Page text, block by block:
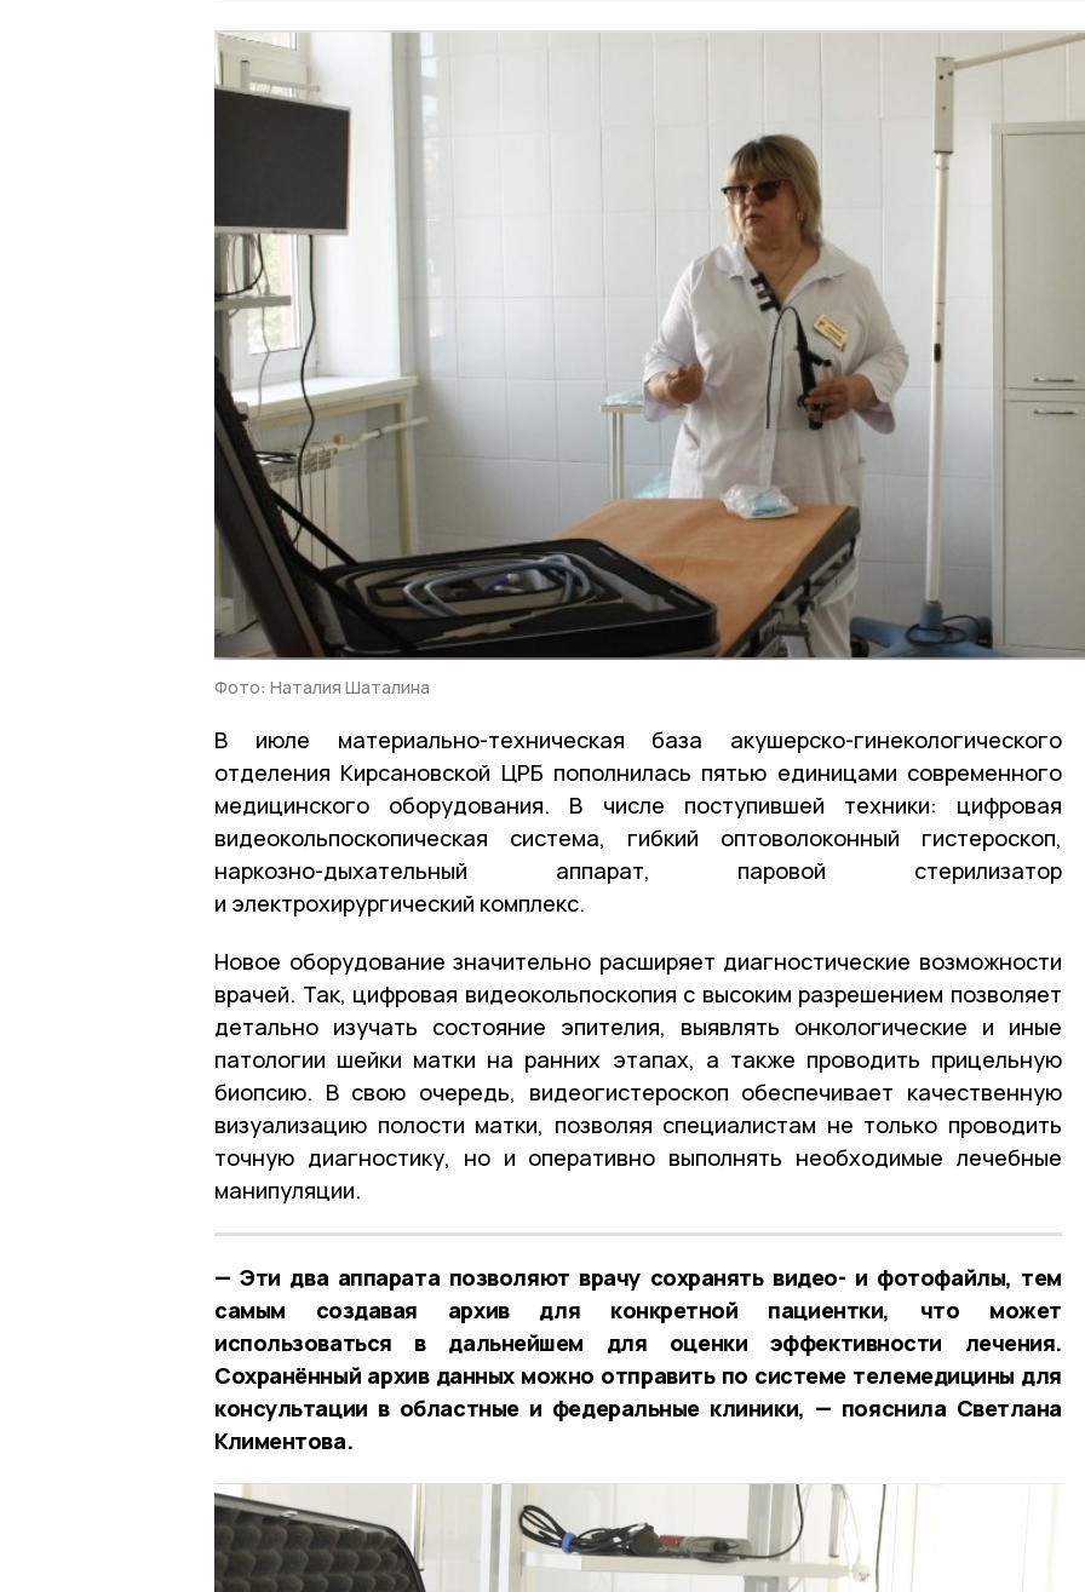
Фото: Наталия Шаталина
В июле материально-техническая база акушерско-гинекологического
отделения Кирсановской ЦРБ пополнилась пятью единицами современного
медицинского оборудования. В числе поступившей техники: цифровая
видеокольпоскопическая система, гибкий оптоволоконный гистероскоп,
наркозно-дыхательный аппарат, паровой стерилизатор
и электрохирургический комплекс.
Новое оборудование значительно расширяет диагностические возможности
врачей. Так, цифровая видеокольпоскопия с высоким разрешением позволяет
детально изучать состояние эпителия, выявлять онкологические и иные
патологии шейки матки на ранних этапах, а также проводить прицельную
биопсию. В свою очередь, видеогистероскоп обеспечивает качественную
визуализацию полости матки, позволяя специалистам не только проводить
точную диагностику, но и оперативно выполнять необходимые лечебные
манипуляции.
— Эти два аппарата позволяют врачу сохранять видео- и фотофайлы, тем
самым создавая архив для конкретной пациентки, что может
использоваться в дальнейшем для оценки эффективности лечения.
Сохранённый архив данных можно отправить по системе телемедицины для
консультации в областные и федеральные клиники, — пояснила Светлана
Климентова.